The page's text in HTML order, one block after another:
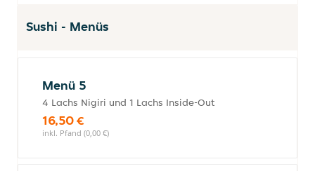
Sushi - Menüs
Menü 5
4 Lachs Nigiri und 1 Lachs Inside-Out
16,50 €
inkl. Pfand (0,00 €)